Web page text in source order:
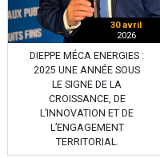
30 avril
2026
DIEPPE MÉCA ENERGIES :
2025 UNE ANNÉE SOUS
LE SIGNE DE LA
CROISSANCE, DE
L’INNOVATION ET DE
L’ENGAGEMENT
TERRITORIAL.